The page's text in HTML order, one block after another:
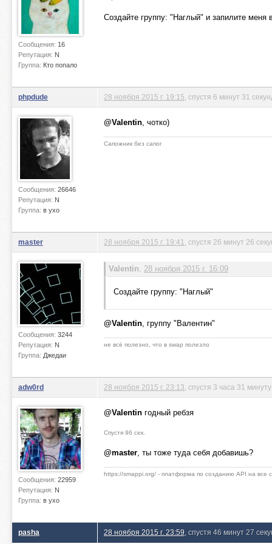
Сообщения: 16
Репутация: N
Группа: Кто попало
Создайте группу: "Наглый" и запилите меня
phpdude
Сообщения: 26646
Репутация: N
Группа: в ухо
28 ноября 2015 г. 19:15 , спустя 6 минут 31
@Valentin, чотко)
Сапожник без сапог
master
Сообщения: 3244
Репутация: N
Группа: Джедаи
28 ноября 2015 г. 19:41 , спустя 26 минут 26
Valentin, 28 ноября 2015 г. 16:09
Создайте группу: "Наглый"
@Valentin, группу "Валентин"
не всё полезно, что в swap полезло
adw0rd
Сообщения: 22959
Репутация: N
Группа: в ухо
28 ноября 2015 г. 23:13 , спустя 3 часа 31
@Valentin годный ребзя
Спустя 96 сек.
@master, ты тоже туда себя добавишь?
https://smappi.org/ - платформа по созданию API на все
pasha 28 ноября 2015 г. 23:59 , спустя 46 минут 27